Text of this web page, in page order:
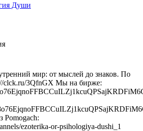
Души
мир: от мыслей до знаков. По
clck.ru/3QfnGX Мы на бирже:
Pomogach:
ezoterika-or-psihologiya-dushi_1